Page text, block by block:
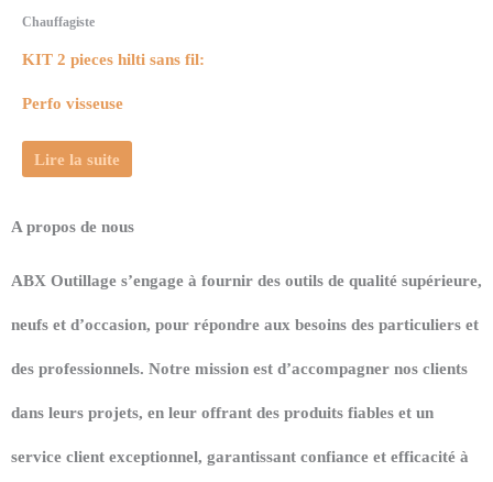
Chauffagiste
KIT 2 pieces hilti sans fil:
Perfo visseuse
Lire la suite
A propos de nous
ABX Outillage s’engage à fournir des outils de qualité supérieure,
neufs et d’occasion, pour répondre aux besoins des particuliers et
des professionnels. Notre mission est d’accompagner nos clients
dans leurs projets, en leur offrant des produits fiables et un
service client exceptionnel, garantissant confiance et efficacité à